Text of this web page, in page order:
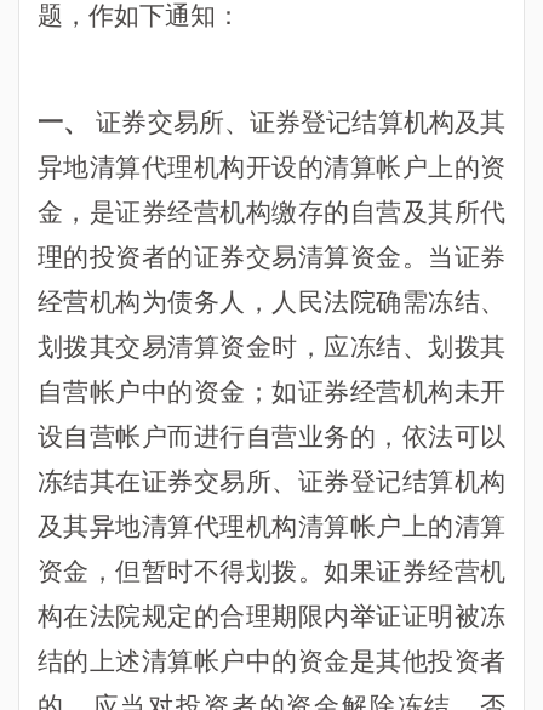
题，作如下通知：
一、
证券交易所、证券登记结算机构及其
异地清算代理机构开设的清算帐户上的资
金，是证券经营机构缴存的自营及其所代
理的投资者的证券交易清算资金。当证券
经营机构为债务人，人民法院确需冻结、
划拨其交易清算资金时，应冻结、划拨其
自营帐户中的资金；如证券经营机构未开
设自营帐户而进行自营业务的，依法可以
冻结其在证券交易所、证券登记结算机构
及其异地清算代理机构清算帐户上的清算
资金，但暂时不得划拨。如果证券经营机
构在法院规定的合理期限内举证证明被冻
结的上述清算帐户中的资金是其他投资者